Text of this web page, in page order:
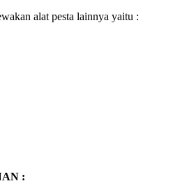
alat pesta lainnya yaitu :
: